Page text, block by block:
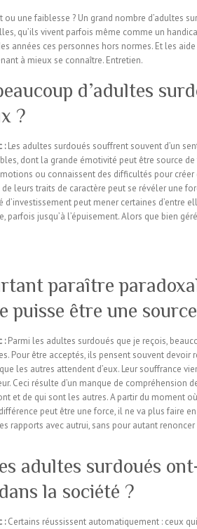
ou une faiblesse ? Un grand nombre d’adultes
qu’ils vivent parfois même comme un
années ces personnes hors normes. Et les
à mieux se connaître. Entretien.
d’adultes
?
:Les adultes surdoués souffrent souvent d’un
dont la grande émotivité peut être source
ou connaissent des difficultés pour
de leurs traits de caractère peut se révéler une
d’investissement peut mener certaines d’entre
parfois jusqu’à l’épuisement. Alors que bien
paraître
puisse être une
:Parmi les adultes surdoués que je reçois,
Pour être acceptés, ils pensent souvent devoir
les autres attendent d’eux. Leur souffrance
Ceci résulte d’un manque de compréhension
et de qui sont les autres. A partir du moment
peut être une force, il ne va plus faire
rapports avec autrui, sans pour autant renoncer
adultes surdoués
la société ?
:Certains réussissent automatiquement : ceux